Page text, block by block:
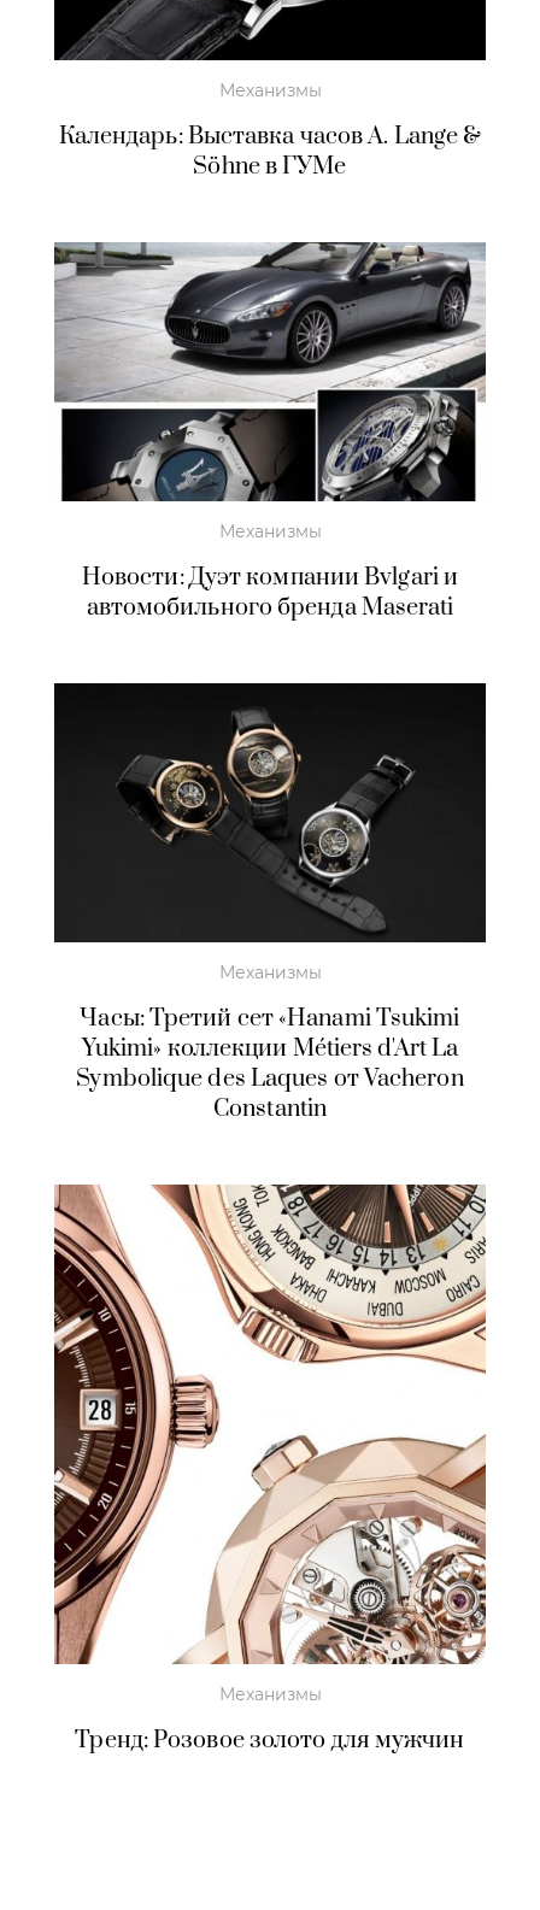
Механизмы
Календарь: Выставка часов A. Lange &
Söhne в ГУМе
Механизмы
Новости: Дуэт компании Bvlgari и
автомобильного бренда Maserati
Механизмы
Часы: Третий сет «Hanami Tsukimi
Yukimi» коллекции Métiers d'Art La
Symbolique des Laques от Vacheron
Constantin
Механизмы
Тренд: Розовое золото для мужчин